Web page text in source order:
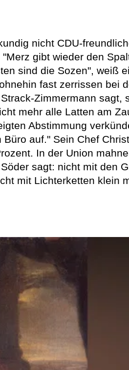
nicht CDU-
gibt wieder den
sind die Sozen", weiß
fast zerrissen bei
Zimmermann sagt,
mehr alle Latten am
Abstimmung
auf." Sein Chef
In der Union
sagt: nicht mit den
mit Lichterketten klein